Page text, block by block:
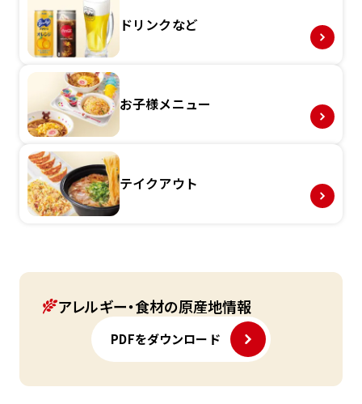
ドリンクなど
お子様メニュー
テイクアウト
アレルギー・食材の原産地情報
PDFをダウンロード